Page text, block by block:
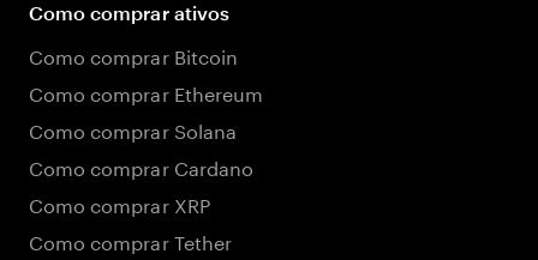
Como comprar ativos
Como comprar Bitcoin
Como comprar Ethereum
Como comprar Solana
Como comprar Cardano
Como comprar XRP
Como comprar Tether